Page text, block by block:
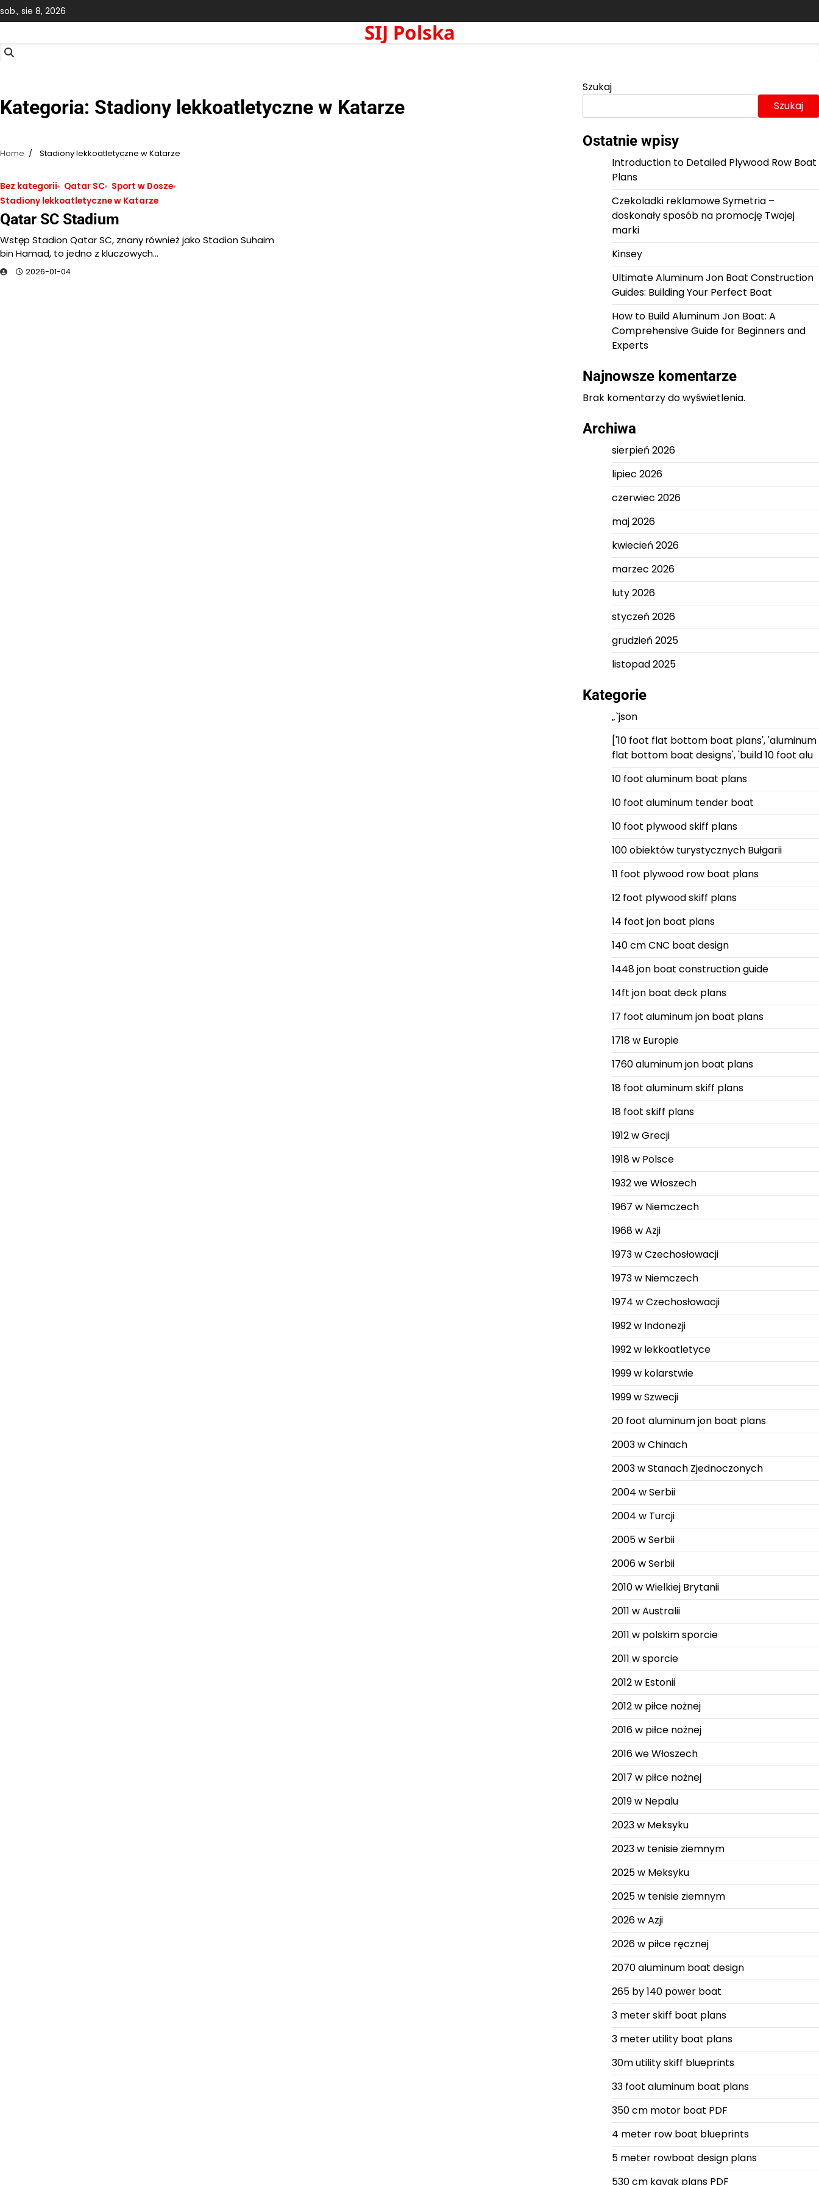
Skip
to
sob., sie 8, 2026
SIJ Polska
Kategoria: Stadiony lekkoatletyczne w Katarze
Home Stadiony lekkoatletyczne w Katarze
Bez kategorii Qatar SC
Sport w Dosze
Stadiony lekkoatletyczne w Katarze
Qatar SC Stadium
Wstęp Stadion Qatar SC, znany również jako Stadion Suhaim
bin Hamad, to jedno z kluczowych…
2026-01-04
Szukaj
Szukaj
Ostatnie wpisy
Introduction to Detailed Plywood Row Boat
Plans
Czekoladki reklamowe Symetria –
doskonały sposób na promocję Twojej
marki
Kinsey
Ultimate Aluminum Jon Boat Construction
Guides: Building Your Perfect Boat
How to Build Aluminum Jon Boat: A
Comprehensive Guide for Beginners and
Experts
Najnowsze komentarze
Brak komentarzy do wyświetlenia.
Archiwa
sierpień 2026
lipiec 2026
czerwiec 2026
maj 2026
kwiecień 2026
marzec 2026
luty 2026
styczeń 2026
grudzień 2025
listopad 2025
Kategorie
„`json
['10 foot flat bottom boat plans', 'aluminum
flat bottom boat designs', 'build 10 foot alu
10 foot aluminum boat plans
10 foot aluminum tender boat
10 foot plywood skiff plans
100 obiektów turystycznych Bułgarii
11 foot plywood row boat plans
12 foot plywood skiff plans
14 foot jon boat plans
140 cm CNC boat design
1448 jon boat construction guide
14ft jon boat deck plans
17 foot aluminum jon boat plans
1718 w Europie
1760 aluminum jon boat plans
18 foot aluminum skiff plans
18 foot skiff plans
1912 w Grecji
1918 w Polsce
1932 we Włoszech
1967 w Niemczech
1968 w Azji
1973 w Czechosłowacji
1973 w Niemczech
1974 w Czechosłowacji
1992 w Indonezji
1992 w lekkoatletyce
1999 w kolarstwie
1999 w Szwecji
20 foot aluminum jon boat plans
2003 w Chinach
2003 w Stanach Zjednoczonych
2004 w Serbii
2004 w Turcji
2005 w Serbii
2006 w Serbii
2010 w Wielkiej Brytanii
2011 w Australii
2011 w polskim sporcie
2011 w sporcie
2012 w Estonii
2012 w piłce nożnej
2016 w piłce nożnej
2016 we Włoszech
2017 w piłce nożnej
2019 w Nepalu
2023 w Meksyku
2023 w tenisie ziemnym
2025 w Meksyku
2025 w tenisie ziemnym
2026 w Azji
2026 w piłce ręcznej
2070 aluminum boat design
265 by 140 power boat
3 meter skiff boat plans
3 meter utility boat plans
30m utility skiff blueprints
33 foot aluminum boat plans
350 cm motor boat PDF
4 meter row boat blueprints
5 meter rowboat design plans
530 cm kayak plans PDF